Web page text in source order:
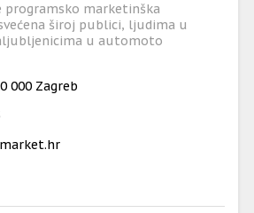
marketinška
široj publici, ljudima u
u automoto
000 Zagreb